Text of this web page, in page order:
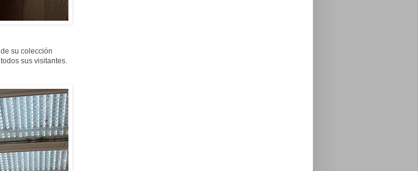
su colección
sus visitantes.